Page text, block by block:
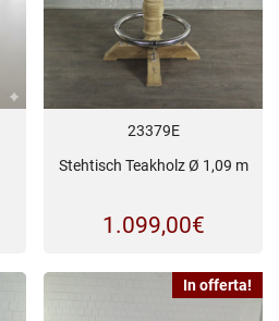
23379E
Stehtisch Teakholz Ø 1,09 m
1.099,00€
In offerta!